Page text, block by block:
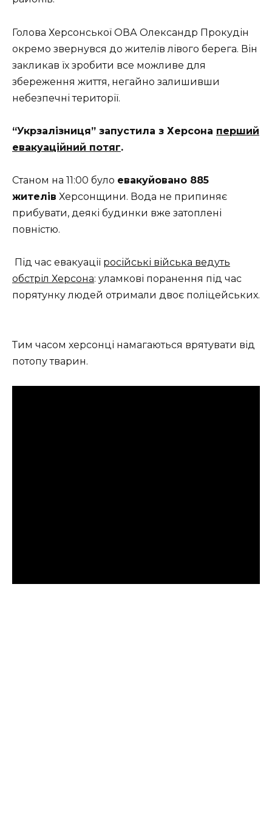
Голова Херсонської ОВА Олександр Прокудін
окремо звернувся до жителів лівого берега. Він
закликав їх зробити все можливе для
збереження життя, негайно залишивши
небезпечні території.
“Укрзалізниця” запустила з Херсона перший
евакуаційний потяг.
Станом на 11:00 було евакуйовано 885
жителів Херсонщини. Вода не припиняє
прибувати, деякі будинки вже затоплені
повністю.
Під час евакуації російські війська ведуть
обстріл Херсона: уламкові поранення під час
порятунку людей отримали двоє поліцейських.
Тим часом херсонці намагаються врятувати від
потопу тварин.